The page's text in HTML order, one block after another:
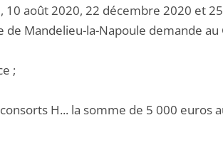
10 août 2020, 22 décembre 2020 et
de Mandelieu-la-Napoule demande au
;
H... la somme de 5 000 euros